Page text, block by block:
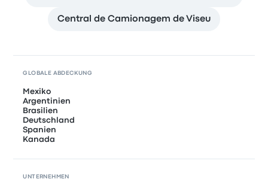
Central de Camionagem de Viseu
GLOBALE ABDECKUNG
Mexiko
Argentinien
Brasilien
Deutschland
Spanien
Kanada
UNTERNEHMEN